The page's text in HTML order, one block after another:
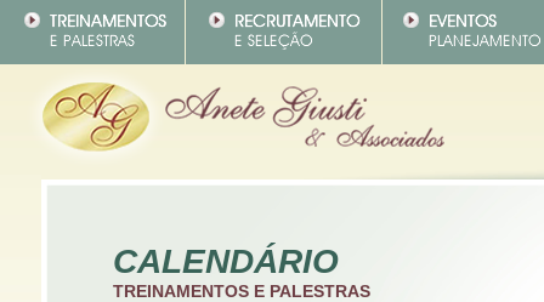
CALENDÁRIO
TREINAMENTOS E PALESTRAS